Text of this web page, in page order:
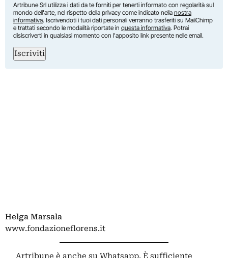
Artribune Srl utilizza i dati da te forniti per tenerti informato con regolarità sul
mondo dell'arte, nel rispetto della privacy come indicato nella nostra
informativa. Iscrivendoti i tuoi dati personali verranno trasferiti su MailChimp
e trattati secondo le modalità riportate in questa informativa. Potrai
disiscriverti in qualsiasi momento con l'apposito link presente nelle email.
Iscriviti
Helga Marsala
www.fondazioneflorens.it
Artribune è anche su Whatsapp. È sufficiente